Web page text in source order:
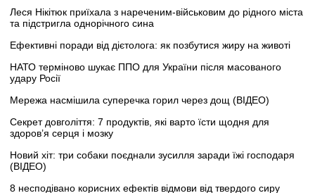
Леся Нікітюк приїхала з нареченим-військовим до рідного міста
та підстригла однорічного сина
Ефективні поради від дієтолога: як позбутися жиру на животі
НАТО терміново шукає ППО для України після масованого
удару Росії
Мережа насмішила суперечка горил через дощ (ВІДЕО)
Секрет довголіття: 7 продуктів, які варто їсти щодня для
здоров’я серця і мозку
Новий хіт: три собаки поєднали зусилля заради їжі господаря
(ВІДЕО)
8 несподівано корисних ефектів відмови від твердого сиру